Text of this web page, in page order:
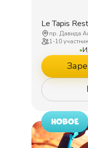
Le Tapis
пр. Давида
1-10
•
НОВОЕ